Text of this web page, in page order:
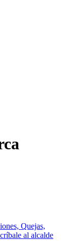
Quejas,
al alcalde